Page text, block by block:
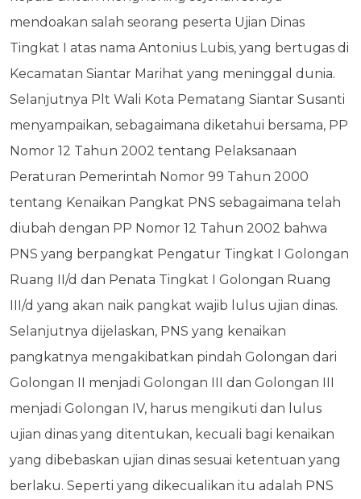
mendoakan salah seorang peserta Ujian Dinas
Tingkat I atas nama Antonius Lubis, yang bertugas di
Kecamatan Siantar Marihat yang meninggal dunia.
Selanjutnya Plt Wali Kota Pematang Siantar Susanti
menyampaikan, sebagaimana diketahui bersama, PP
Nomor 12 Tahun 2002 tentang Pelaksanaan
Peraturan Pemerintah Nomor 99 Tahun 2000
tentang Kenaikan Pangkat PNS sebagaimana telah
diubah dengan PP Nomor 12 Tahun 2002 bahwa
PNS yang berpangkat Pengatur Tingkat I Golongan
Ruang II/d dan Penata Tingkat I Golongan Ruang
III/d yang akan naik pangkat wajib lulus ujian dinas.
Selanjutnya dijelaskan, PNS yang kenaikan
pangkatnya mengakibatkan pindah Golongan dari
Golongan II menjadi Golongan III dan Golongan III
menjadi Golongan IV, harus mengikuti dan lulus
ujian dinas yang ditentukan, kecuali bagi kenaikan
yang dibebaskan ujian dinas sesuai ketentuan yang
berlaku. Seperti yang dikecualikan itu adalah PNS